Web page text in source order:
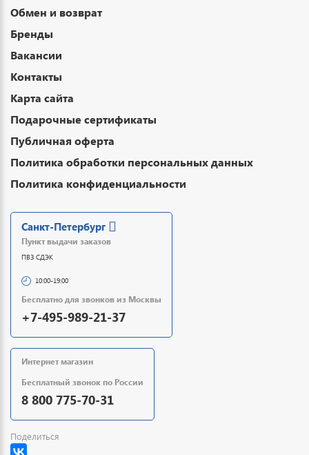
Обмен и возврат
Бренды
Вакансии
Контакты
Карта сайта
Подарочные сертификаты
Публичная оферта
Политика обработки персональных данных
Политика конфиденциальности
Санкт-Петербург
Пункт выдачи заказов
ПВЗ СДЭК
10:00-19:00
Бесплатно для звонков из Москвы
+7-495-989-21-37
Интернет магазин
Бесплатный звонок по России
8 800 775-70-31
Поделиться